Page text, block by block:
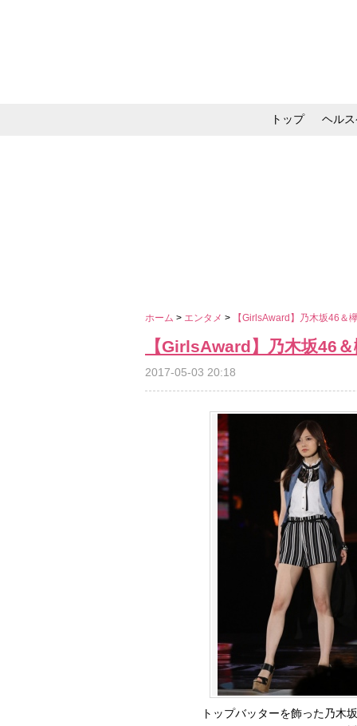
トップ ヘル
ホーム > エンタメ > 【GirlsAward】乃木坂46＆
【GirlsAward】乃木坂46
2017-05-03 20:18
トップバッターを飾った乃木